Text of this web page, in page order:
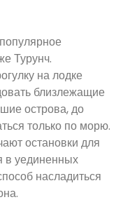
Турунч.
на лодке
близлежащие
острова, до
только по морю.
остановки для
в уединенных
насладиться